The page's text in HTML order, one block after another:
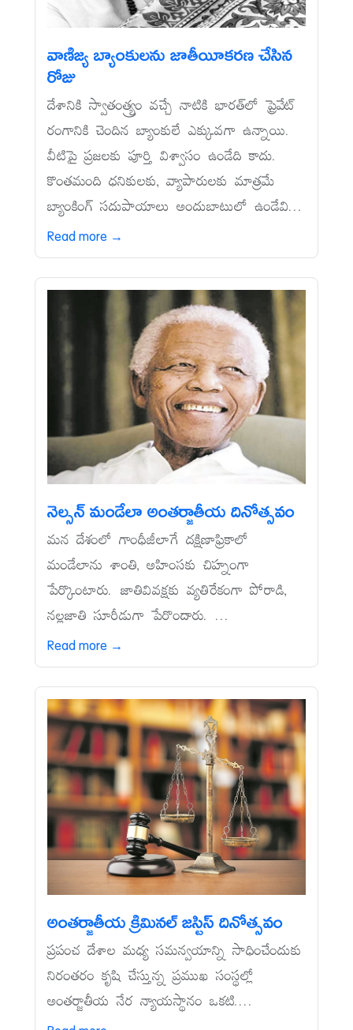
వాణిజ్య బ్యాంకులను జాతీయీకరణ చేసిన
రోజు
దేశానికి స్వాతంత్య్రం వచ్చే నాటికి భారత్‌లో ప్రైవేట్‌
రంగానికి చెందిన బ్యాంకులే ఎక్కువగా ఉన్నాయి.
వీటిపై ప్రజలకు పూర్తి విశ్వాసం ఉండేది కాదు.
కొంతమంది ధనికులకు, వ్యాపారులకు మాత్రమే
బ్యాంకింగ్‌ సదుపాయాలు అందుబాటులో ఉండేవి...
Read more →
నెల్సన్‌ మండేలా అంతర్జాతీయ దినోత్సవం
మన దేశంలో గాంధీజీలాగే దక్షిణాఫ్రికాలో
మండేలాను శాంతి, అహింసకు చిహ్నంగా
పేర్కొంటారు. జాతివివక్షకు వ్యతిరేకంగా పోరాడి,
నల్లజాతి సూరీడుగా పేరొందారు. ...
Read more →
అంతర్జాతీయ క్రిమినల్‌ జస్టిస్‌ దినోత్సవం
ప్రపంచ దేశాల మధ్య సమన్వయాన్ని సాధించేందుకు
నిరంతరం కృషి చేస్తున్న ప్రముఖ సంస్థల్లో
అంతర్జాతీయ నేర న్యాయస్థానం ఒకటి....